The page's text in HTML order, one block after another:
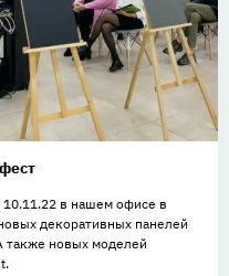
10.11.22 в нашем офисе в
декоративных панелей
также новых моделей